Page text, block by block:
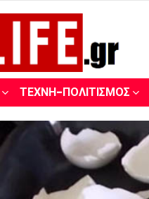
ΤΈΧΝΗ-ΠΟΛΙΤΙΣΜΌΣ